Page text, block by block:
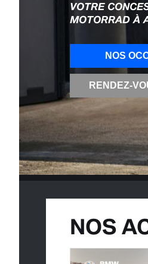
VOTRE
MOTORRAD À
NOS
RENDEZ-
NOS